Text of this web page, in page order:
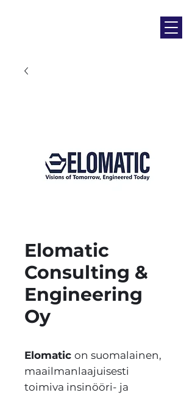
Elomatic
Consulting &
Engineering
Oy
Elomatic on suomalainen,
maailmanlaajuisesti
toimiva insinööri- ja